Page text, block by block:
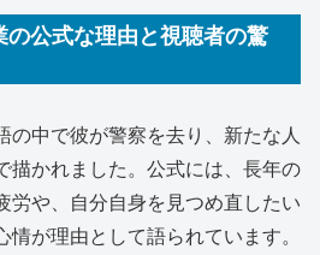
の公式な理由と視聴者の驚
の中で彼が警察を去り、新たな人
描かれました。公式には、長年の
労や、自分自身を見つめ直したい
情が理由として語られています。